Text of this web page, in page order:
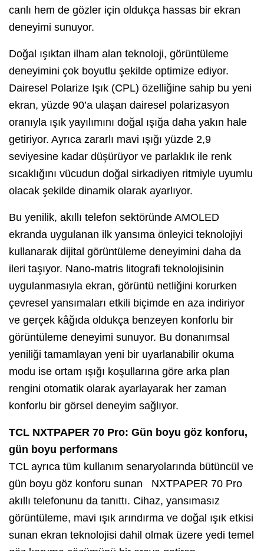
canlı hem de gözler için oldukça hassas bir ekran
deneyimi sunuyor.
Doğal ışıktan ilham alan teknoloji, görüntüleme
deneyimini çok boyutlu şekilde optimize ediyor.
Dairesel Polarize Işık (CPL) özelliğine sahip bu yeni
ekran, yüzde 90’a ulaşan dairesel polarizasyon
oranıyla ışık yayılımını doğal ışığa daha yakın hale
getiriyor. Ayrıca zararlı mavi ışığı yüzde 2,9
seviyesine kadar düşürüyor ve parlaklık ile renk
sıcaklığını vücudun doğal sirkadiyen ritmiyle uyumlu
olacak şekilde dinamik olarak ayarlıyor.
Bu yenilik, akıllı telefon sektöründe AMOLED
ekranda uygulanan ilk yansıma önleyici teknolojiyi
kullanarak dijital görüntüleme deneyimini daha da
ileri taşıyor. Nano-matris litografi teknolojisinin
uygulanmasıyla ekran, görüntü netliğini korurken
çevresel yansımaları etkili biçimde en aza indiriyor
ve gerçek kâğıda oldukça benzeyen konforlu bir
görüntüleme deneyimi sunuyor. Bu donanımsal
yeniliği tamamlayan yeni bir uyarlanabilir okuma
modu ise ortam ışığı koşullarına göre arka plan
rengini otomatik olarak ayarlayarak her zaman
konforlu bir görsel deneyim sağlıyor.
TCL NXTPAPER 70 Pro: Gün boyu göz konforu,
gün boyu performans
TCL ayrıca tüm kullanım senaryolarında bütüncül ve
gün boyu göz konforu sunan NXTPAPER 70 Pro
akıllı telefonunu da tanıttı. Cihaz, yansımasız
görüntüleme, mavi ışık arındırma ve doğal ışık etkisi
sunan ekran teknolojisi dahil olmak üzere yedi temel